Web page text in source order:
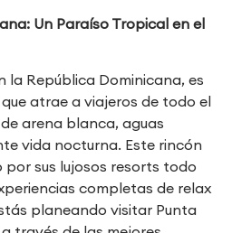
Un Paraíso Tropical en el
la República Dominicana, es
atrae a viajeros de todo el
arena blanca, aguas
vida nocturna. Este rincón
sus lujosos resorts todo
completas de relax
planeando visitar Punta